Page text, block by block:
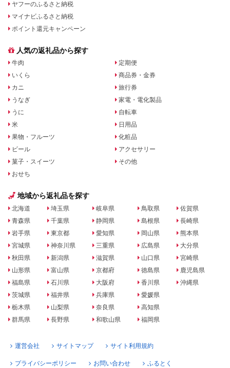
ヤフーのふるさと納税
マイナビふるさと納税
ポイント還元キャンペーン
人気の返礼品から探す
牛肉
いくら
カニ
うなぎ
うに
米
果物・フルーツ
ビール
菓子・スイーツ
おせち
定期便
商品券・金券
旅行券
家電・電化製品
自転車
日用品
化粧品
アクセサリー
その他
地域から返礼品を探す
北海道
青森県
岩手県
宮城県
秋田県
山形県
福島県
茨城県
栃木県
群馬県
埼玉県
千葉県
東京都
神奈川県
新潟県
富山県
石川県
福井県
山梨県
長野県
岐阜県
静岡県
愛知県
三重県
滋賀県
京都府
大阪府
兵庫県
奈良県
和歌山県
鳥取県
島根県
岡山県
広島県
山口県
徳島県
香川県
愛媛県
高知県
福岡県
佐賀県
長崎県
熊本県
大分県
宮崎県
鹿児島県
沖縄県
運営会社 サイトマップ サイト利用規約
プライバシーポリシー お問い合わせ ふるとく